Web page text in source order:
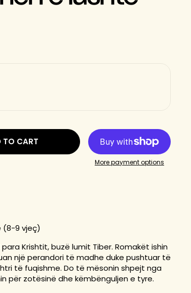
TO CART
More payment options
(8-9 vjeç)
Krishtit, buzë lumit Tiber. Romakët ishin
një perandori të madhe duke pushtuar të
të fuqishme. Do të mësonin shpejt nga
për zotësinë dhe këmbënguljen e tyre.